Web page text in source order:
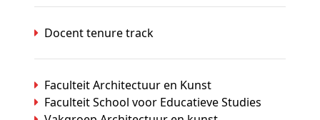
Docent tenure track
Faculteit Architectuur en Kunst
Faculteit School voor Educatieve Studies